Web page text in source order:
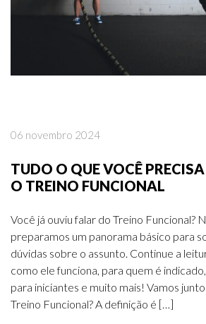
06 novembro 2024
TUDO O QUE VOCÊ
O TREINO FUNCIONAL
Você já ouviu falar do Treino Funcional?
preparamos um panorama básico para
dúvidas sobre o assunto. Continue a
como ele funciona, para quem é
para iniciantes e muito mais! Vamos
Treino Funcional? A definição é […]